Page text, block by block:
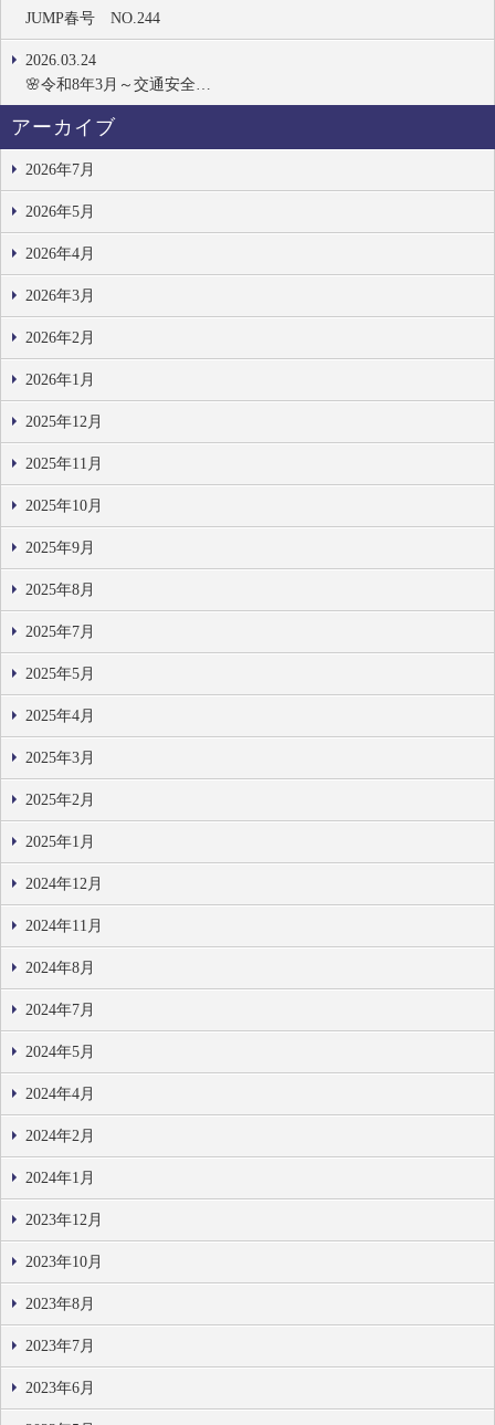
JUMP春号 NO.244
2026.03.24
🌸令和8年3月～交通安全…
アーカイブ
2026年7月
2026年5月
2026年4月
2026年3月
2026年2月
2026年1月
2025年12月
2025年11月
2025年10月
2025年9月
2025年8月
2025年7月
2025年5月
2025年4月
2025年3月
2025年2月
2025年1月
2024年12月
2024年11月
2024年8月
2024年7月
2024年5月
2024年4月
2024年2月
2024年1月
2023年12月
2023年10月
2023年8月
2023年7月
2023年6月